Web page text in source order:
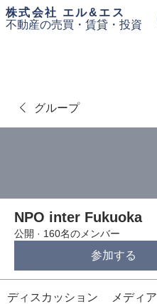
​株式会社 エル&エス
不動産の売買・ 賃貸・投資
グループ
NPO inter Fukuoka
公開 · 160名のメンバー
参加する
ディスカッション メディア